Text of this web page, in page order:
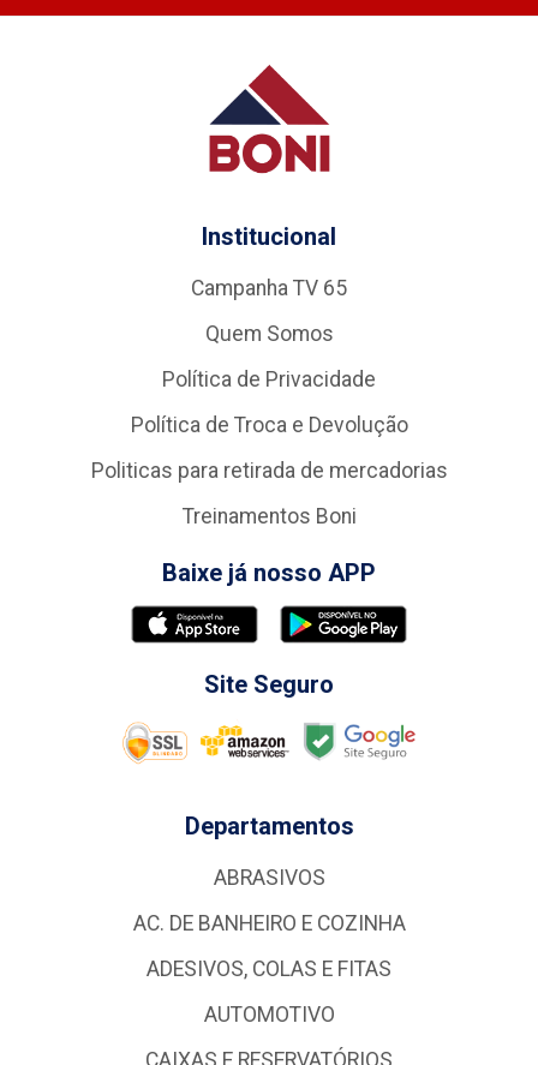
Institucional
Campanha TV 65
Quem Somos
Política de Privacidade
Política de Troca e Devolução
Politicas para retirada de mercadorias
Treinamentos Boni
Baixe já nosso APP
Site Seguro
Departamentos
ABRASIVOS
AC. DE BANHEIRO E COZINHA
ADESIVOS, COLAS E FITAS
AUTOMOTIVO
CAIXAS E RESERVATÓRIOS